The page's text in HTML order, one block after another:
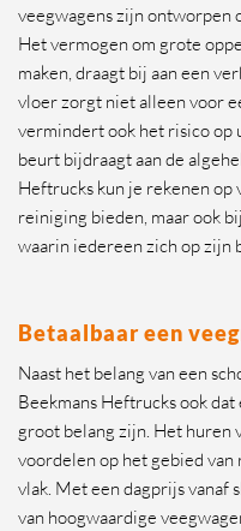
veegwagens zijn ontworpen
Het vermogen om grote
maken, draagt bij aan een
vloer zorgt niet alleen voor
vermindert ook het risico op
beurt bijdraagt aan de
Heftrucks kun je rekenen op
reiniging bieden, maar ook
waarin iedereen zich op zijn
Betaalbaar een
Naast het belang van een
Beekmans Heftrucks ook
groot belang zijn. Het huren
voordelen op het gebied
vlak. Met een dagprijs vanaf
van hoogwaardige